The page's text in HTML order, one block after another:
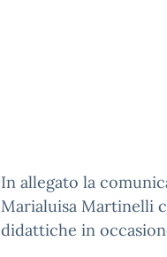
In allegato la
Marialuisa Martinelli
didattiche in